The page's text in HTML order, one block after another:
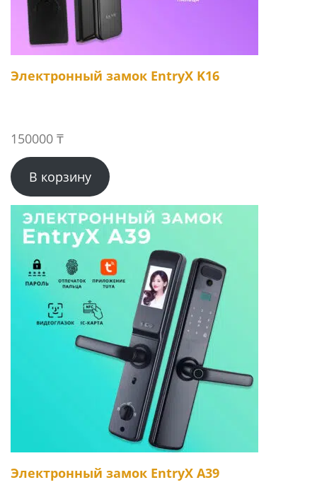
Электронный замок EntryX K16
150000 ₸
В корзину
Электронный замок EntryX A39